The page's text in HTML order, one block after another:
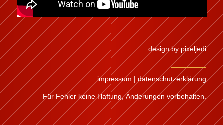
design by pixeljedi
impressum|datenschutzerklärung
Für Fehler keine Haftung, Änderungen vorbehalten.